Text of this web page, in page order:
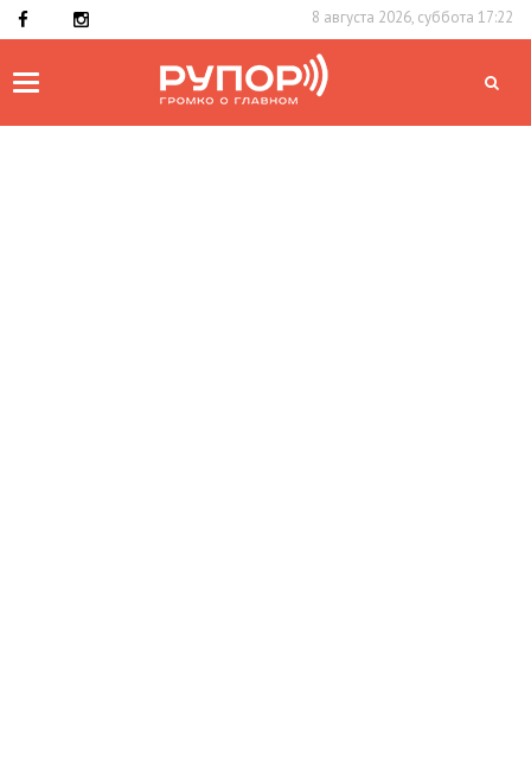
8 августа 2026, суббота 17:22
Toggle